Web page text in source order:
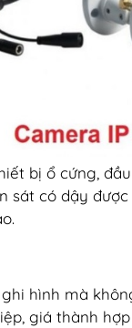
bị ổ cứng, đầu
sát có dậy
hình mà
giá thành